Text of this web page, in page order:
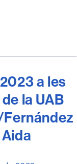
a les
la UAB